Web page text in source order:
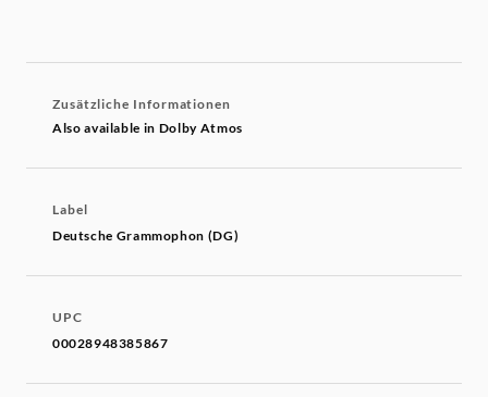
Zusätzliche Informationen
Also available in Dolby Atmos
Label
Deutsche Grammophon (DG)
UPC
00028948385867